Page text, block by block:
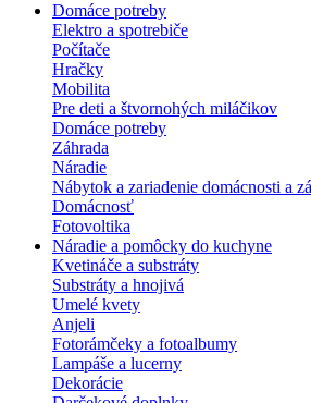
Domáce potreby
Elektro a spotrebiče
Počítače
Hračky
Mobilita
Pre deti a štvornohých miláčikov
Domáce potreby
Záhrada
Náradie
Nábytok a zariadenie domácnosti a
Domácnosť
Fotovoltika
Náradie a pomôcky do kuchyne
Kvetináče a substráty
Substráty a hnojivá
Umelé kvety
Anjeli
Fotorámčeky a fotoalbumy
Lampáše a lucerny
Dekorácie